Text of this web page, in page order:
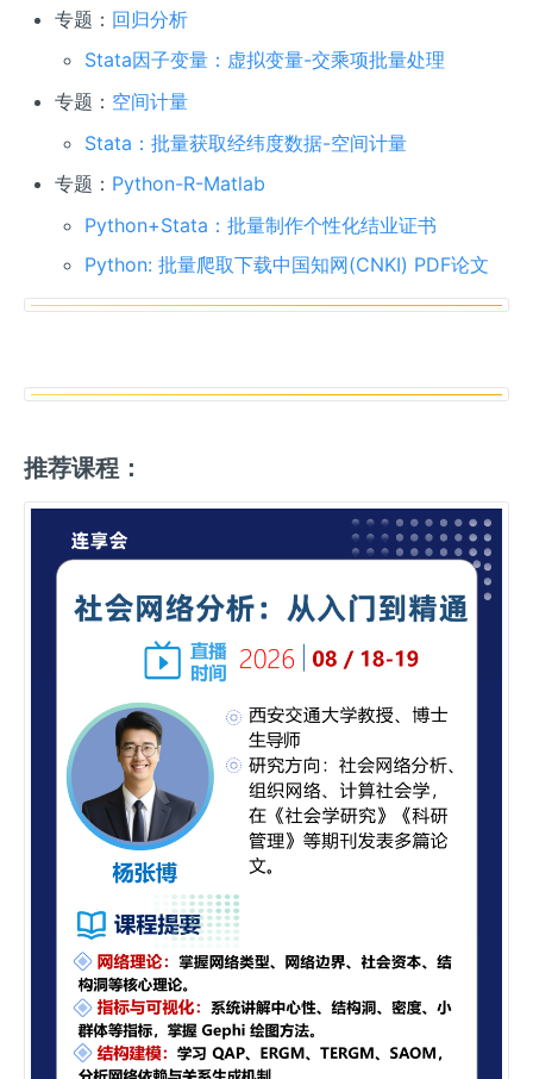
专题： 回归分析
Stata因子变量：虚拟变量-交乘项批量处理
专题： 空间计量
Stata：批量获取经纬度数据-空间计量
专题： Python-R-Matlab
Python+Stata：批量制作个性化结业证书
Python: 批量爬取下载中国知网(CNKI) PDF论文
推荐课程：